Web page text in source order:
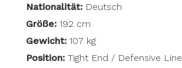
Nationalität:Deutsch
Größe:192 cm
Gewicht:107 kg
Position:Tight End / Defensive Line